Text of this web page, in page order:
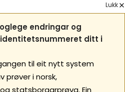
endringar og
ditt i
til eit nytt system
prøver i norsk,
statsborgarprøva. Ein
Lukk